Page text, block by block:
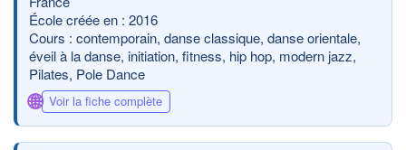
École créée en : 2016
Cours : contemporain, danse classique, danse orientale,
éveil à la danse, initiation, fitness, hip hop, modern jazz,
Pilates, Pole Dance
🌐 Voir la fiche complète